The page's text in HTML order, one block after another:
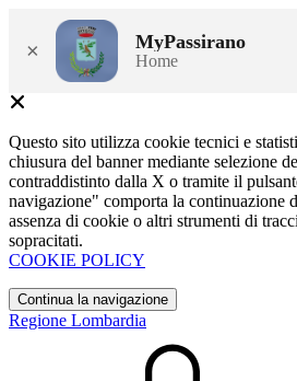
× MyPassirano
Home
Questo sito utilizza cookie tecnici e
chiusura del banner mediante selezione
contraddistinto dalla X o tramite il
navigazione" comporta la continuazione
assenza di cookie o altri strumenti di
sopracitati.
COOKIE POLICY
Continua la navigazione
Regione Lombardia